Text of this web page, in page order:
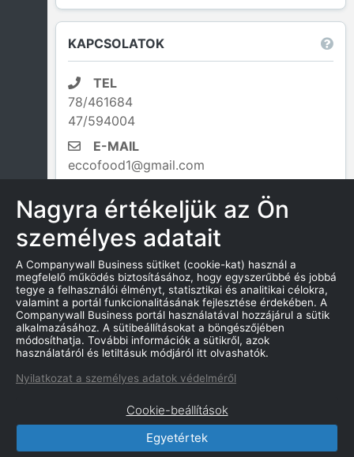
KAPCSOLATOK
TEL
78/461684
47/594004
E-MAIL
eccofood1@gmail.com
INFORMÁCIÓK AZ ÁLLAMTÓL
Alaptőke:
16 500 000,00
Jogi forma:
Kft.
Változások a cégnél
CompanyWall Business © 2026
Felhasználási feltétek | Adatvédelmi szabályzat
Nagyra értékeljük az Ön
személyes adatait
A Companywall Business sütiket (cookie-kat) használ a
megfelelő működés biztosításához, hogy egyszerűbbé és jobbá
tegye a felhasználói élményt, statisztikai és analitikai célokra,
valamint a portál funkcionalitásának fejlesztése érdekében. A
Companywall Business portál használatával hozzájárul a sütik
alkalmazásához. A sütibeállításokat a böngészőjében
módosíthatja. További információk a sütikről, azok
használatáról és letiltásuk módjáról itt olvashatók.
Nyilatkozat a személyes adatok védelméről
Cookie-beállítások
Egyetértek